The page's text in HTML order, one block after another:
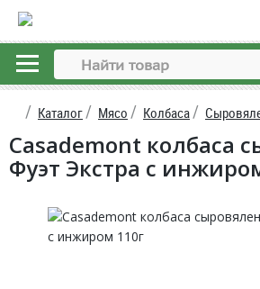
Каталог Мясо Колбаса
Casademont колбаса
Фуэт Экстра с